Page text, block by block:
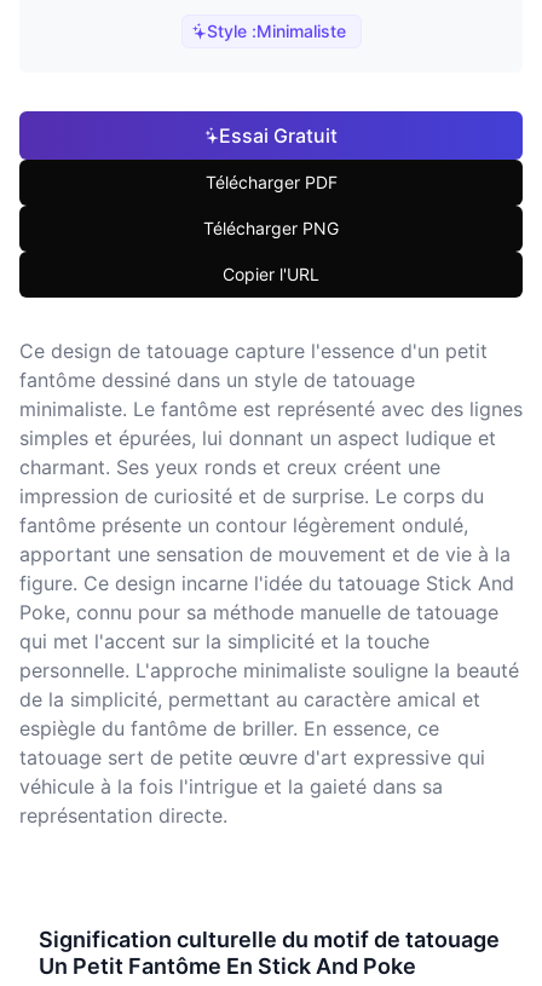
Style :Minimaliste
Essai Gratuit
Télécharger PDF
Télécharger PNG
Copier l'URL
Ce design de tatouage capture l'essence d'un petit
fantôme dessiné dans un style de tatouage
minimaliste. Le fantôme est représenté avec des lignes
simples et épurées, lui donnant un aspect ludique et
charmant. Ses yeux ronds et creux créent une
impression de curiosité et de surprise. Le corps du
fantôme présente un contour légèrement ondulé,
apportant une sensation de mouvement et de vie à la
figure. Ce design incarne l'idée du tatouage Stick And
Poke, connu pour sa méthode manuelle de tatouage
qui met l'accent sur la simplicité et la touche
personnelle. L'approche minimaliste souligne la beauté
de la simplicité, permettant au caractère amical et
espiègle du fantôme de briller. En essence, ce
tatouage sert de petite œuvre d'art expressive qui
véhicule à la fois l'intrigue et la gaieté dans sa
représentation directe.
Signification culturelle du motif de tatouage
Un Petit Fantôme En Stick And Poke